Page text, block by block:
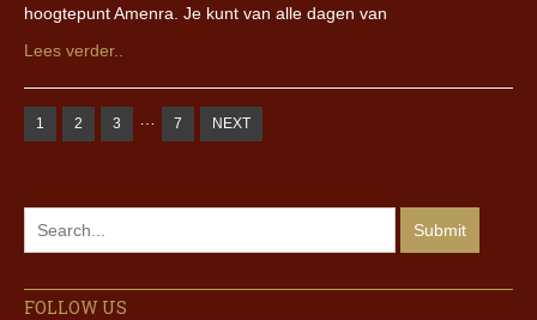
hoogtepunt Amenra. Je kunt van alle dagen van
Lees verder..
1 2 3 … 7 NEXT
FOLLOW US